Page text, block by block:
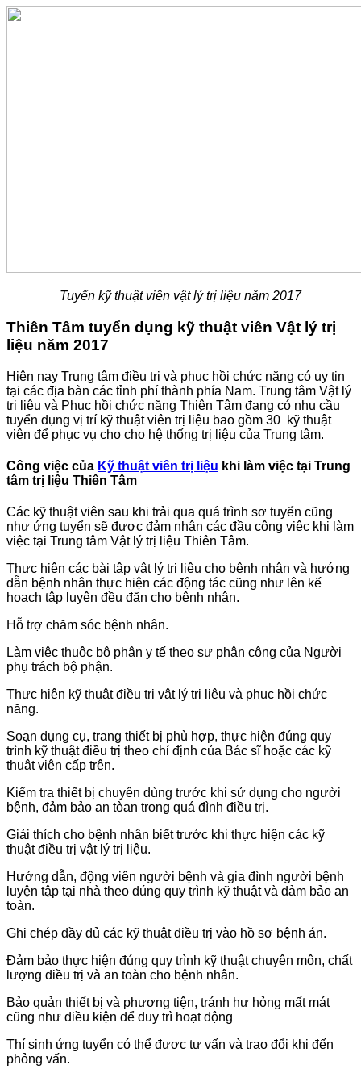
Tuyển kỹ thuật viên vật lý trị liệu năm 2017
Thiên Tâm tuyển dụng kỹ thuật viên Vật lý trị
liệu năm 2017
Hiện nay Trung tâm điều trị và phục hồi chức năng có uy tin
tại các địa bàn các tỉnh phí thành phía Nam. Trung tâm Vật lý
trị liệu và Phục hồi chức năng Thiên Tâm đang có nhu cầu
tuyển dụng vị trí kỹ thuật viên trị liệu bao gồm 30 kỹ thuật
viên để phục vụ cho cho hệ thống trị liệu của Trung tâm.
Công việc của Kỹ thuật viên trị liệu khi làm việc tại Trung
tâm trị liệu Thiên Tâm
Các kỹ thuật viên sau khi trải qua quá trình sơ tuyển cũng
như ứng tuyển sẽ được đảm nhận các đầu công việc khi làm
việc tại Trung tâm Vật lý trị liệu Thiên Tâm.
Thực hiện các bài tập vật lý trị liệu cho bệnh nhân và hướng
dẫn bệnh nhân thực hiện các động tác cũng như lên kế
hoạch tập luyện đều đặn cho bệnh nhân.
Hỗ trợ chăm sóc bệnh nhân.
Làm việc thuộc bộ phận y tế theo sự phân công của Người
phụ trách bộ phận.
Thực hiện kỹ thuật điều trị vật lý trị liệu và phục hồi chức
năng.
Soạn dụng cụ, trang thiết bị phù hợp, thực hiện đúng quy
trình kỹ thuật điều trị theo chỉ định của Bác sĩ hoặc các kỹ
thuật viên cấp trên.
Kiểm tra thiết bị chuyên dùng trước khi sử dụng cho người
bệnh, đảm bảo an tòan trong quá đình điều trị.
Giải thích cho bệnh nhân biết trước khi thực hiện các kỹ
thuật điều trị vật lý trị liệu.
Hướng dẫn, động viên người bệnh và gia đình người bệnh
luyện tập tại nhà theo đúng quy trình kỹ thuật và đảm bảo an
toàn.
Ghi chép đầy đủ các kỹ thuật điều trị vào hồ sơ bệnh án.
Đảm bảo thực hiện đúng quy trình kỹ thuật chuyên môn, chất
lượng điều trị và an toàn cho bệnh nhân.
Bảo quản thiết bị và phương tiện, tránh hư hỏng mất mát
cũng như điều kiện để duy trì hoạt động
Thí sinh ứng tuyển có thể được tư vấn và trao đổi khi đến
phỏng vấn.